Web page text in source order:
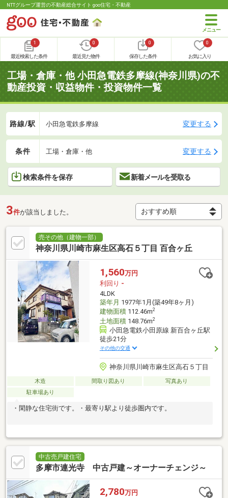
NTTグループ運営の不動産総合サイト goo住宅・不動産
1
最近検索した条件
0
最近見た物件
0
保存した条件
0
お気に入り
工場・倉庫・他 小田急電鉄多摩線(神奈川県)の不
動産投資・収益物件・投資物件一覧
路線/駅 小田急電鉄多摩線 変更する
条件 工場・倉庫・他 変更する
検索条件を保存 新着メールを受取る
3件が該当しました。
売その他（建物一部）
神奈川県川崎市麻生区高石５丁目 百合ヶ丘
1,560万円
利回り -
4LDK
築年月 1977年1月(築49年8ヶ月)
建物面積112.46m2
土地面積148.76m2
小田急電鉄小田原線 新百合ヶ丘駅
徒歩21分
その他の交通
神奈川県川崎市麻生区高石５丁目
木造 間取り図あり
写真あり
駐車場あり
・閑静な住宅街です。・最寄り駅より徒歩圏内です。
中古売戸建住宅
多摩市連光寺 中古戸建～オーナーチェンジ～
2,780万円